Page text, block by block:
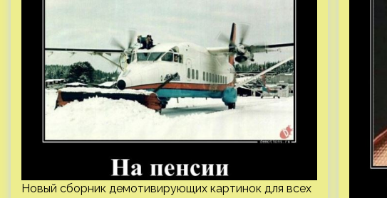
Новый сборник демотивирующих картинок для всех